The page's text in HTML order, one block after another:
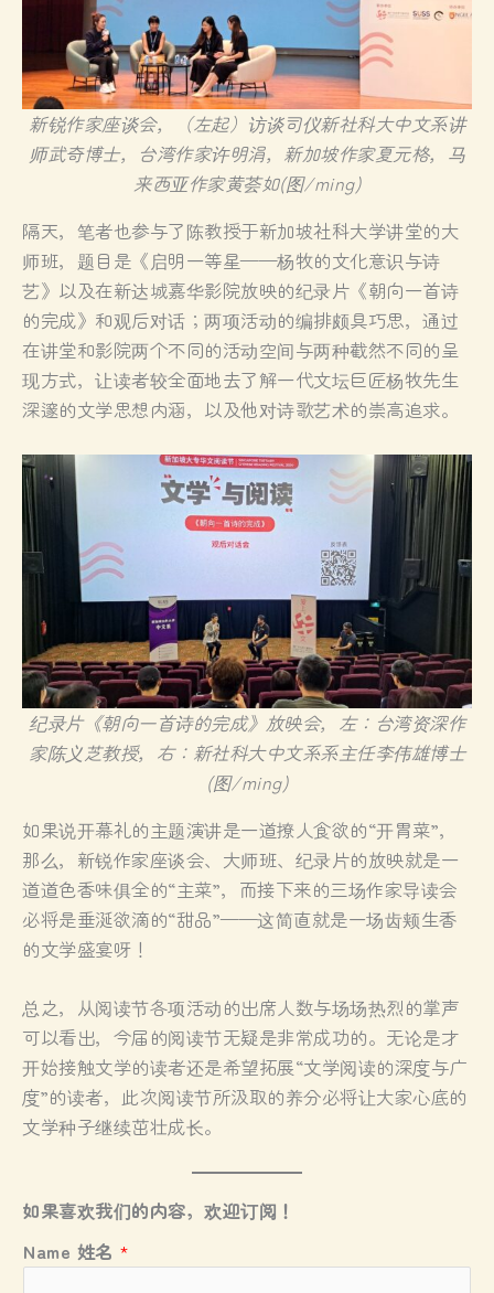
新锐作家座谈会，（左起）访谈司仪新社科大中文系讲
师武奇博士，台湾作家许明涓，新加坡作家夏元格，马
来西亚作家黄荟如(图/ming)
隔天，笔者也参与了陈教授于新加坡社科大学讲堂的大
师班，题目是《启明一等星——杨牧的文化意识与诗
艺》以及在新达城嘉华影院放映的纪录片《朝向一首诗
的完成》和观后对话；两项活动的编排颇具巧思，通过
在讲堂和影院两个不同的活动空间与两种截然不同的呈
现方式，让读者较全面地去了解一代文坛巨匠杨牧先生
深邃的文学思想内涵，以及他对诗歌艺术的崇高追求。
纪录片《朝向一首诗的完成》放映会，左：台湾资深作
家陈义芝教授，右：新社科大中文系系主任李伟雄博士
(图/ming)
如果说开幕礼的主题演讲是一道撩人食欲的“开胃菜”，
那么，新锐作家座谈会、大师班、纪录片的放映就是一
道道色香味俱全的“主菜”，而接下来的三场作家导读会
必将是垂涎欲滴的“甜品”——这简直就是一场齿颊生香
的文学盛宴呀！
总之，从阅读节各项活动的出席人数与场场热烈的掌声
可以看出，今届的阅读节无疑是非常成功的。无论是才
开始接触文学的读者还是希望拓展“文学阅读的深度与广
度”的读者，此次阅读节所汲取的养分必将让大家心底的
文学种子继续茁壮成长。
如果喜欢我们的内容，欢迎订阅！
m
Name 姓名 *